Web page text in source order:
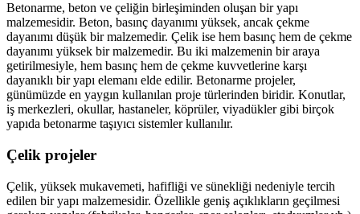
Betonarme, beton ve çeliğin birleşiminden oluşan bir yapı
malzemesidir. Beton, basınç dayanımı yüksek, ancak çekme
dayanımı düşük bir malzemedir. Çelik ise hem basınç hem de çekme
dayanımı yüksek bir malzemedir. Bu iki malzemenin bir araya
getirilmesiyle, hem basınç hem de çekme kuvvetlerine karşı
dayanıklı bir yapı elemanı elde edilir. Betonarme projeler,
günümüzde en yaygın kullanılan proje türlerinden biridir. Konutlar,
iş merkezleri, okullar, hastaneler, köprüler, viyadükler gibi birçok
yapıda betonarme taşıyıcı sistemler kullanılır.
Çelik projeler
Çelik, yüksek mukavemeti, hafifliği ve sünekliği nedeniyle tercih
edilen bir yapı malzemesidir. Özellikle geniş açıklıkların geçilmesi